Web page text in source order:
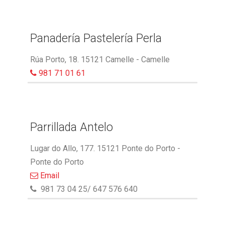
Panadería Pastelería Perla
Rúa Porto, 18. 15121 Camelle - Camelle
981 71 01 61
Parrillada Antelo
Lugar do Allo, 177. 15121 Ponte do Porto -
Ponte do Porto
Email
981 73 04 25/ 647 576 640